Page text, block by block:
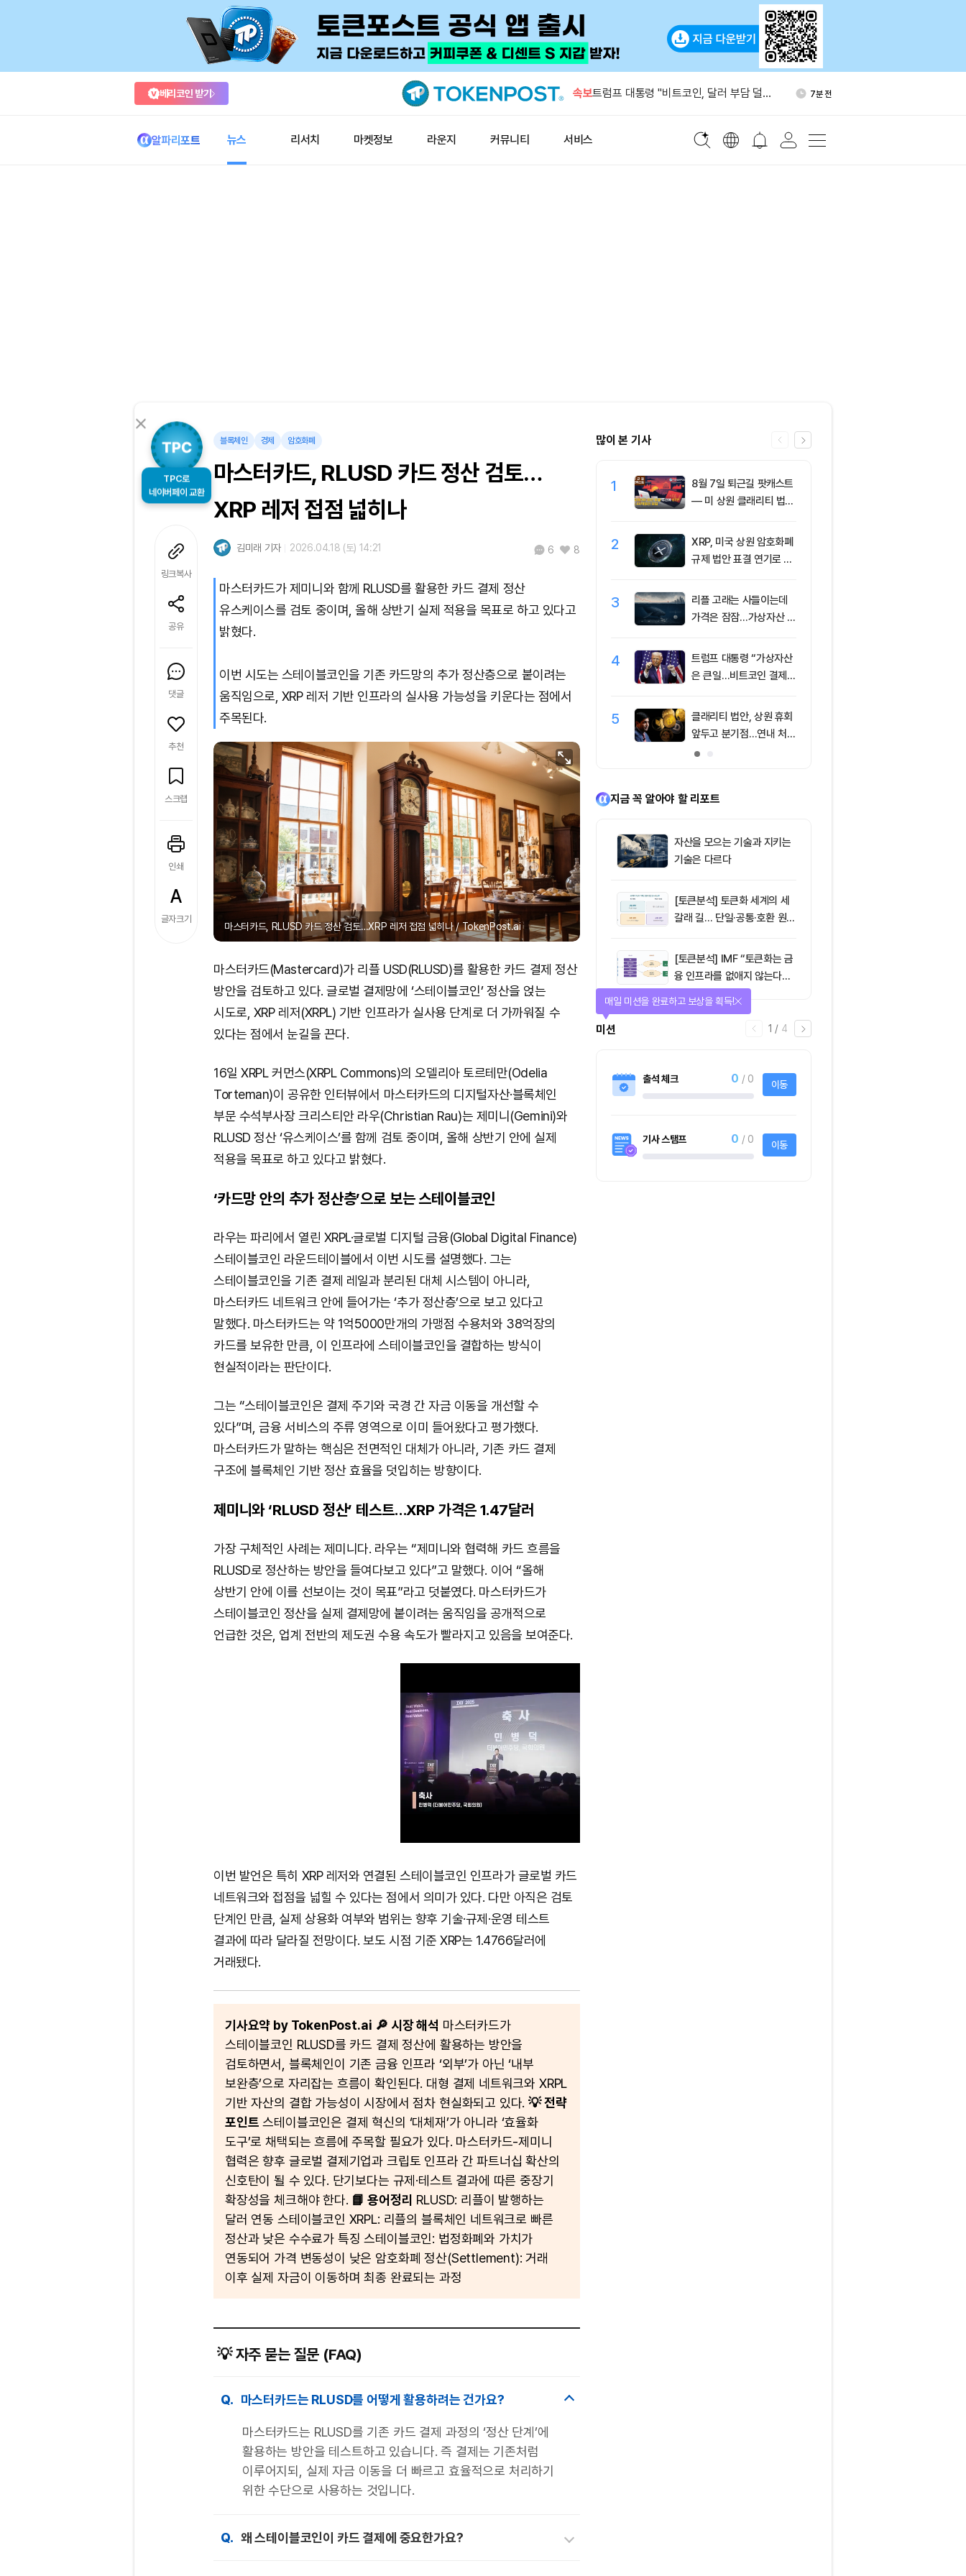
베리코인 받기 속보
펌프펀, 앱에 소셜 트레이딩 기능 추가 21분 전
트럼프 대통령 "비트코인, 달러 부담 덜어
7분 전
알파리포트 뉴스 리서치 마켓정보 라운지 커뮤니티 서비스
TPC로
네이버페이 교환
링크복사
공유
댓글
추천
스크랩
인쇄
글자크기
블록체인 경제 암호화폐
마스터카드, RLUSD 카드 정산 검토…
XRP 레저 접점 넓히나
김미래 기자 2026.04.18 (토) 14:21 6 8
마스터카드가 제미니와 함께 RLUSD를 활용한 카드 결제 정산
유스케이스를 검토 중이며, 올해 상반기 실제 적용을 목표로 하고 있다고
밝혔다.
이번 시도는 스테이블코인을 기존 카드망의 추가 정산층으로 붙이려는
움직임으로, XRP 레저 기반 인프라의 실사용 가능성을 키운다는 점에서
주목된다.
마스터카드, RLUSD 카드 정산 검토…XRP 레저 접점 넓히나 / TokenPost.ai
마스터카드(Mastercard)가 리플 USD(RLUSD)를 활용한 카드 결제 정산
방안을 검토하고 있다. 글로벌 결제망에 ‘스테이블코인’ 정산을 얹는
시도로, XRP 레저(XRPL) 기반 인프라가 실사용 단계로 더 가까워질 수
있다는 점에서 눈길을 끈다.
16일 XRPL 커먼스(XRPL Commons)의 오델리아 토르테만(Odelia
Torteman)이 공유한 인터뷰에서 마스터카드의 디지털자산·블록체인
부문 수석부사장 크리스티안 라우(Christian Rau)는 제미니(Gemini)와
RLUSD 정산 ‘유스케이스’를 함께 검토 중이며, 올해 상반기 안에 실제
적용을 목표로 하고 있다고 밝혔다.
‘카드망 안의 추가 정산층’으로 보는 스테이블코인
라우는 파리에서 열린 XRPL·글로벌 디지털 금융(Global Digital Finance)
스테이블코인 라운드테이블에서 이번 시도를 설명했다. 그는
스테이블코인을 기존 결제 레일과 분리된 대체 시스템이 아니라,
마스터카드 네트워크 안에 들어가는 ‘추가 정산층’으로 보고 있다고
말했다. 마스터카드는 약 1억5000만개의 가맹점 수용처와 38억장의
카드를 보유한 만큼, 이 인프라에 스테이블코인을 결합하는 방식이
현실적이라는 판단이다.
그는 “스테이블코인은 결제 주기와 국경 간 자금 이동을 개선할 수
있다”며, 금융 서비스의 주류 영역으로 이미 들어왔다고 평가했다.
마스터카드가 말하는 핵심은 전면적인 대체가 아니라, 기존 카드 결제
구조에 블록체인 기반 정산 효율을 덧입히는 방향이다.
제미니와 ‘RLUSD 정산’ 테스트…XRP 가격은 1.47달러
가장 구체적인 사례는 제미니다. 라우는 “제미니와 협력해 카드 흐름을
RLUSD로 정산하는 방안을 들여다보고 있다”고 말했다. 이어 “올해
상반기 안에 이를 선보이는 것이 목표”라고 덧붙였다. 마스터카드가
스테이블코인 정산을 실제 결제망에 붙이려는 움직임을 공개적으로
언급한 것은, 업계 전반의 제도권 수용 속도가 빨라지고 있음을 보여준다.
M
이번 발언은 특히 XRP 레저와 연결된 스테이블코인 인프라가 글로벌 카드
네트워크와 접점을 넓힐 수 있다는 점에서 의미가 있다. 다만 아직은 검토
단계인 만큼, 실제 상용화 여부와 범위는 향후 기술·규제·운영 테스트
결과에 따라 달라질 전망이다. 보도 시점 기준 XRP는 1.4766달러에
거래됐다.
기사요약 by TokenPost.ai 🔎 시장 해석 마스터카드가
스테이블코인 RLUSD를 카드 결제 정산에 활용하는 방안을
검토하면서, 블록체인이 기존 금융 인프라 ‘외부’가 아닌 ‘내부
보완층’으로 자리잡는 흐름이 확인된다. 대형 결제 네트워크와 XRPL
기반 자산의 결합 가능성이 시장에서 점차 현실화되고 있다.💡 전략
포인트 스테이블코인은 결제 혁신의 ‘대체재’가 아니라 ‘효율화
도구’로 채택되는 흐름에 주목할 필요가 있다. 마스터카드-제미니
협력은 향후 글로벌 결제기업과 크립토 인프라 간 파트너십 확산의
신호탄이 될 수 있다. 단기보다는 규제·테스트 결과에 따른 중장기
확장성을 체크해야 한다. 📘 용어정리 RLUSD: 리플이 발행하는
달러 연동 스테이블코인 XRPL: 리플의 블록체인 네트워크로 빠른
정산과 낮은 수수료가 특징 스테이블코인: 법정화폐와 가치가
연동되어 가격 변동성이 낮은 암호화폐 정산(Settlement): 거래
이후 실제 자금이 이동하며 최종 완료되는 과정
💡 자주 묻는 질문 (FAQ)
Q. 마스터카드는 RLUSD를 어떻게 활용하려는 건가요?
마스터카드는 RLUSD를 기존 카드 결제 과정의 ‘정산 단계’에
활용하는 방안을 테스트하고 있습니다. 즉 결제는 기존처럼
이루어지되, 실제 자금 이동을 더 빠르고 효율적으로 처리하기
위한 수단으로 사용하는 것입니다.
Q. 왜 스테이블코인이 카드 결제에 중요한가요?
많이 본 기사
1
8월 7일 퇴근길 팟캐스트
— 미 상원 클래리티 법안
F 3일 연속 유입
2
XRP, 미국 상원 암호화폐
규제 법안 표결 연기로 급
3
리플 고래는 사들이는데
가격은 잠잠…가상자산 바
4
트럼프 대통령 “가상자산
은 큰일…비트코인 결제
5
클래리티 법안, 상원 휴회
앞두고 분기점…연내 처리
불투명
지금 꼭 알아야 할 리포트
자산을 모으는 기술과 지키는
기술은 다르다
[토큰분석] 토큰화 세계의 세
갈래 길… 단일·공통·호환 원장
명
[토큰분석] IMF “토큰화는 금
융 인프라를 없애지 않는다…
‘하이브리드 FMI’로 재편할
1 / 4
미션
매일 미션을 완료하고 보상을 획득!
출석 체크 0 / 0 이동
기사 스탬프 0 / 0 이동